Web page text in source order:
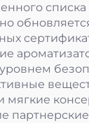
мягкие